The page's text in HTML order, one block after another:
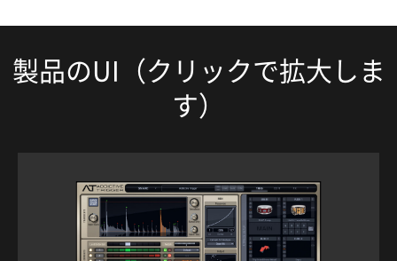
ブログ記事一覧
製品のUI（クリックで拡大しま
す）